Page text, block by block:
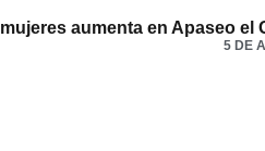
aumenta en Apaseo el
5 DE